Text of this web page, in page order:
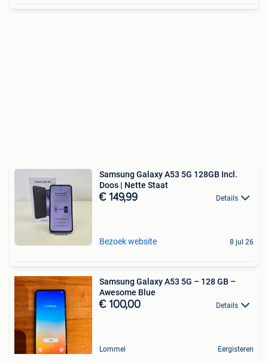
Samsung Galaxy A53 5G 128GB Incl.
Doos | Nette Staat
€ 149,99 Details
Bezoek website 8 jul 26
Samsung Galaxy A53 5G – 128 GB –
Awesome Blue
€ 100,00 Details
Lommel Eergisteren